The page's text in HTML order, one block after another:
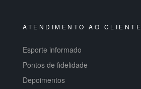
ATENDIMENTO AO CLIENTE
Esporte informado
Pontos de fidelidade
Depoimentos